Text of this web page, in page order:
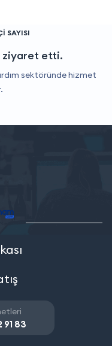
SAYISI
ziyaret etti.
sektöründe hizmet
91 83